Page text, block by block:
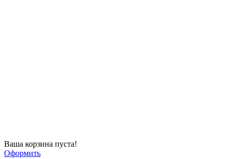
Ваша корзина пуста!
Оформить